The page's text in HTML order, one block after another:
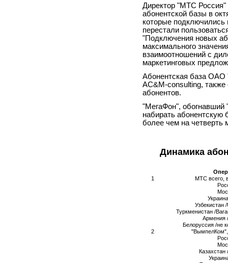
Директор "МТС Россия"
абонентской базы в
которые
перестали
"Подключения новых
максимального
взаимоотношений с
маркетинговых
Абонентская база ОАО
AC&M-consulting, также
абонентов.
"МегаФон", обогнавший
набирать абонентскую
более чем на четверть
Динамика
1
МТС всего,
Узбекистан /
Туркменистан /
Армения
Белоруссия /не
2
Казахстан